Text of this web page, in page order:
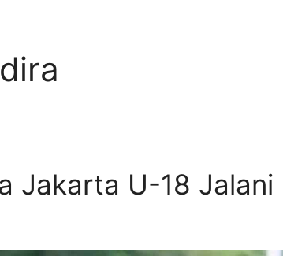
Jakarta U-18